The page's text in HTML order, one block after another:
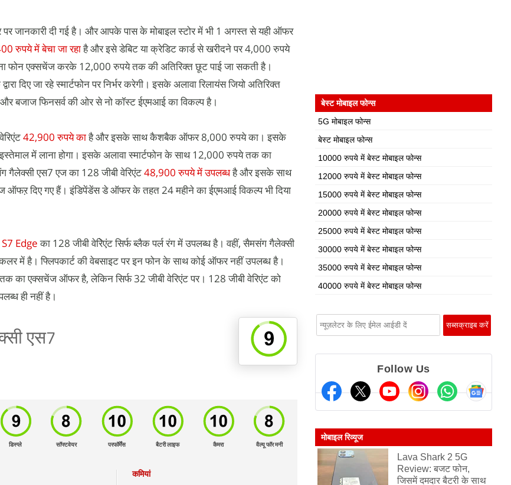
जानकारी दी गई है। और आपके पास के मोबाइल स्टोर में भी 1 अगस्त से यही ऑफर
रुपये में बेचा जा रहाहै और इसे डेबिट या क्रेडिट कार्ड से खरीदने पर 4,000 रुपये
फोन एक्सचेंज करके 12,000 रुपये तक की अतिरिक्त छूट पाई जा सकती है।
दिए जा रहे स्मार्टफोन पर निर्भर करेगी। इसके अलावा रिलायंस जियो अतिरिक्त
बजाज फिनसर्व की ओर से नो कॉस्ट ईएमआई का विकल्प है।
42,900 रुपये काहै और इसके साथ कैशबैक ऑफर 8,000 रुपये का। इसके
में लाना होगा। इसके अलावा स्मार्टफोन के साथ 12,000 रुपये तक का
एस7 एज का 128 जीबी वेरिएंट48,900 रुपये में उपलब्धहै और इसके साथ
ऑफऱ दिए गए हैं। इंडिपेंडेंस डे ऑफर के तहत 24 महीने का ईएमआई विकल्प भी दिया
Edgeका 128 जीबी वेरिेएंट सिर्फ ब्लैक पर्ल रंग में उपलब्ध है। वहीं, सैमसंग गैलेक्सी
में है। फ्लिपकार्ट की वेबसाइट पर इन फोन के साथ कोई ऑफर नहीं उपलब्ध है।
का एक्सचेंज ऑफर है, लेकिन सिर्फ 32 जीबी वेरिएंट पर। 128 जीबी वेरिएंट को
ही नहीं है।
एस7
डिस्प्ले सॉफ्टवेयर परफॉर्मेंस बैटरी लाइफ कैमरा वैल्यू फॉर मनी
कमियां
बेस्ट मोबाइल फोन्स
5G मोबाइल फोन्स
बेस्ट मोबाइल फोन्स
10000 रुपये में बेस्ट मोबाइल फोन्स
12000 रुपये में बेस्ट मोबाइल फोन्स
15000 रुपये में बेस्ट मोबाइल फोन्स
20000 रुपये में बेस्ट मोबाइल फोन्स
25000 रुपये में बेस्ट मोबाइल फोन्स
30000 रुपये में बेस्ट मोबाइल फोन्स
35000 रुपये में बेस्ट मोबाइल फोन्स
40000 रुपये में बेस्ट मोबाइल फोन्स
Follow Us
मोबाइल रिव्यूज
Lava Shark 2 5G
Review: बजट फोन,
जिसमें दमदार बैटरी के साथ